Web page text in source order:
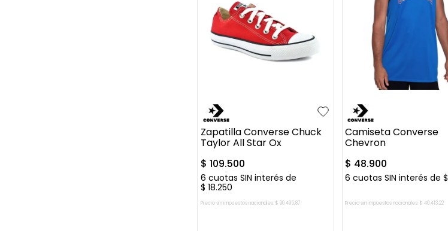
37.5
Zapatilla Converse Chuck
Taylor All Star Ox
$ 109.500
6 cuotas SIN interés de
$ 18.250
Precio sin impuestos nacionales: $ 90.495,87
Camiseta Converse
Chevron
$ 48.900
6 cuotas SIN interés de$
Precio sin impuestos nacionales: $ 40.413,22